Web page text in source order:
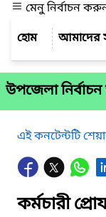
মেনু নির্বাচন
আমাদের
উপজেলা
এই কনটেন্টটি
কর্মচারী